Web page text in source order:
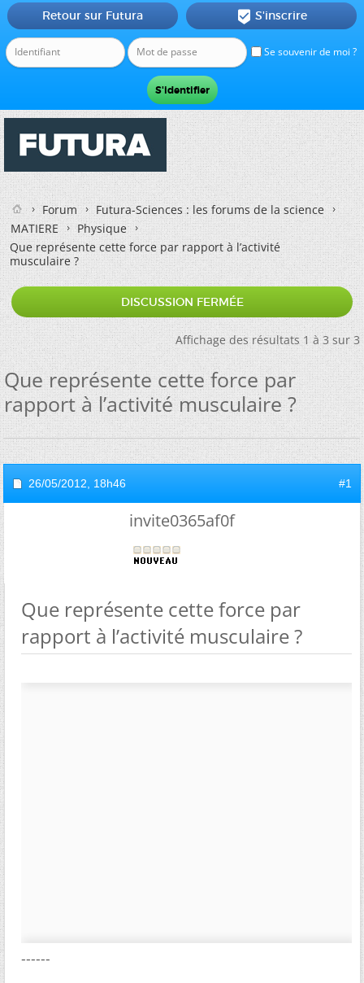
Se souvenir de moi ?
Retour sur Futura  S'inscrire
Forum
Futura-Sciences : les forums de la science
MATIERE
Physique
Que représente cette force par rapport à l’activité
musculaire ?
DISCUSSION FERMÉE
Affichage des résultats 1 à 3 sur 3
Que représente cette force par
rapport à l’activité musculaire ?
26/05/2012, 18h46 #1
invite0365af0f
Que représente cette force par
rapport à l’activité musculaire ?
------